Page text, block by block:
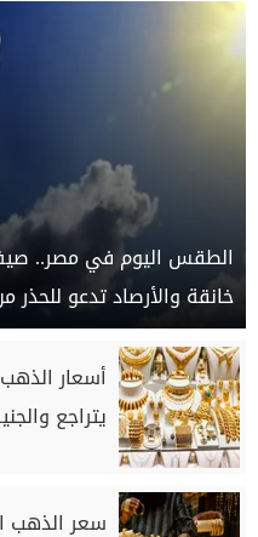
الطقس اليوم في مصر..
خانقة والأرصاد تدعو
يتراجع
سعر الذهب